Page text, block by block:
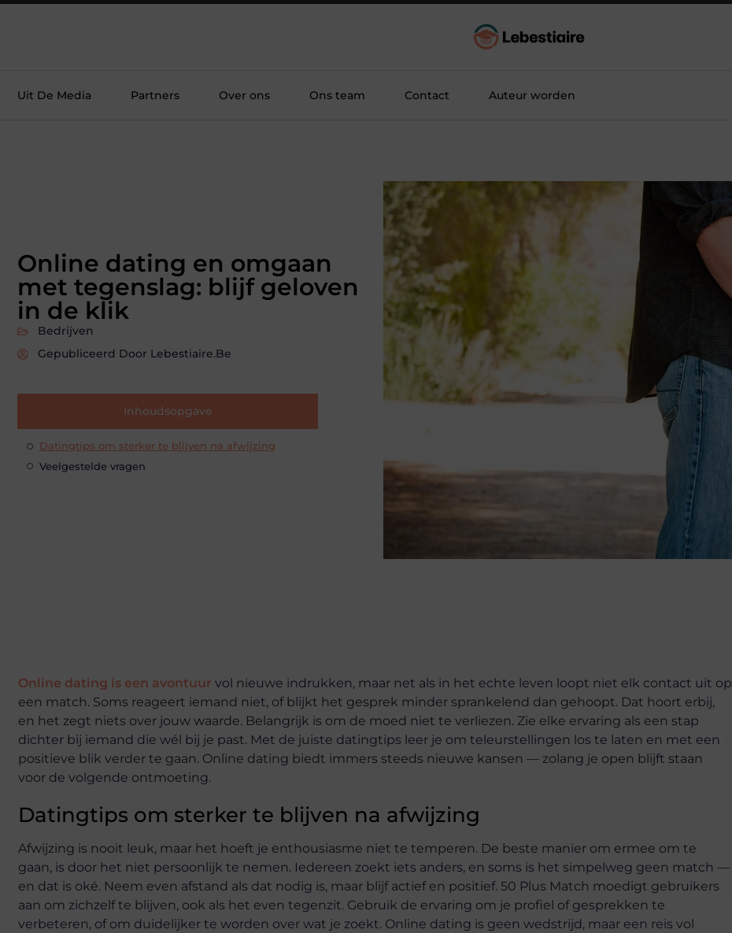
Uit De Media Partners Over ons Ons team Contact Auteur worden
Online dating en omgaan
met tegenslag: blijf geloven
in de klik
Bedrijven
Gepubliceerd Door Lebestiaire.be
Inhoudsopgave
Datingtips om sterker te blijven na afwijzing
Veelgestelde vragen
Online dating is een avontuur vol nieuwe indrukken, maar net als in het echte leven loopt niet elk contact uit op
een match. Soms reageert iemand niet, of blijkt het gesprek minder sprankelend dan gehoopt. Dat hoort erbij,
en het zegt niets over jouw waarde. Belangrijk is om de moed niet te verliezen. Zie elke ervaring als een stap
dichter bij iemand die wél bij je past. Met de juiste datingtips leer je om teleurstellingen los te laten en met een
positieve blik verder te gaan. Online dating biedt immers steeds nieuwe kansen — zolang je open blijft staan
voor de volgende ontmoeting.
Datingtips om sterker te blijven na afwijzing
Afwijzing is nooit leuk, maar het hoeft je enthousiasme niet te temperen. De beste manier om ermee om te
gaan, is door het niet persoonlijk te nemen. Iedereen zoekt iets anders, en soms is het simpelweg geen match —
en dat is oké. Neem even afstand als dat nodig is, maar blijf actief en positief. 50 Plus Match moedigt gebruikers
aan om zichzelf te blijven, ook als het even tegenzit. Gebruik de ervaring om je profiel of gesprekken te
verbeteren, of om duidelijker te worden over wat je zoekt. Online dating is geen wedstrijd, maar een reis vol